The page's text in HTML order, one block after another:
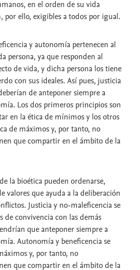
en el orden de su vida
por ello, exigibles a todos por igual.
y autonomía pertenecen al
persona, ya que responden al
de vida, y dicha persona los tiene
con sus ideales. Así pues, justicia
de anteponer siempre a
Los dos primeros principios son
en la ética de mínimos y los otros
de máximos y, por tanto, no
que compartir en el ámbito de la
la bioética pueden ordenarse,
valores que ayuda a la deliberación
Justicia y no-maleficencia se
convivencia con las demás
que anteponer siempre a
Autonomía y beneficencia se
y, por tanto, no
que compartir en el ámbito de la